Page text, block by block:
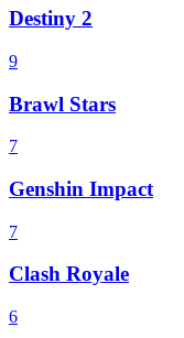
Destiny 2
9
Brawl Stars
7
Genshin Impact
7
Clash Royale
6